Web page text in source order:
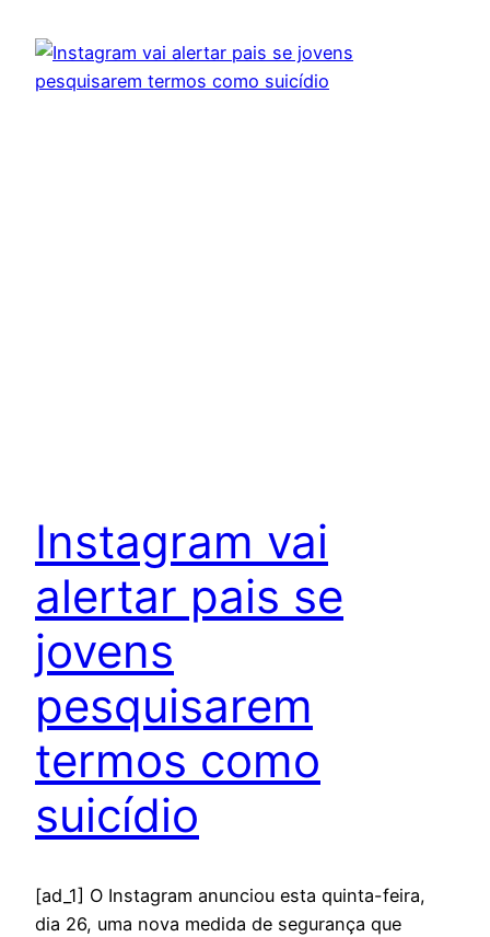
Instagram vai
alertar pais se
jovens
pesquisarem
termos como
suicídio
[ad_1] O Instagram anunciou esta quinta-feira,
dia 26, uma nova medida de segurança que